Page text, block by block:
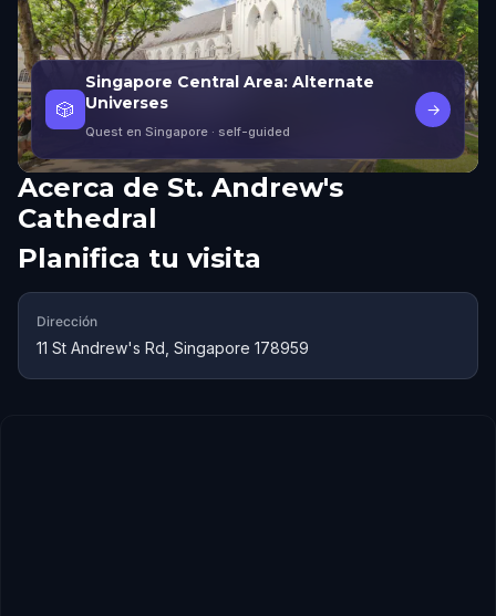
🎲
Singapore Central Area: Alternate
Universes
Quest en Singapore · self-guided
→
Acerca de St. Andrew's
Cathedral
Planifica tu visita
Dirección
11 St Andrew's Rd, Singapore 178959